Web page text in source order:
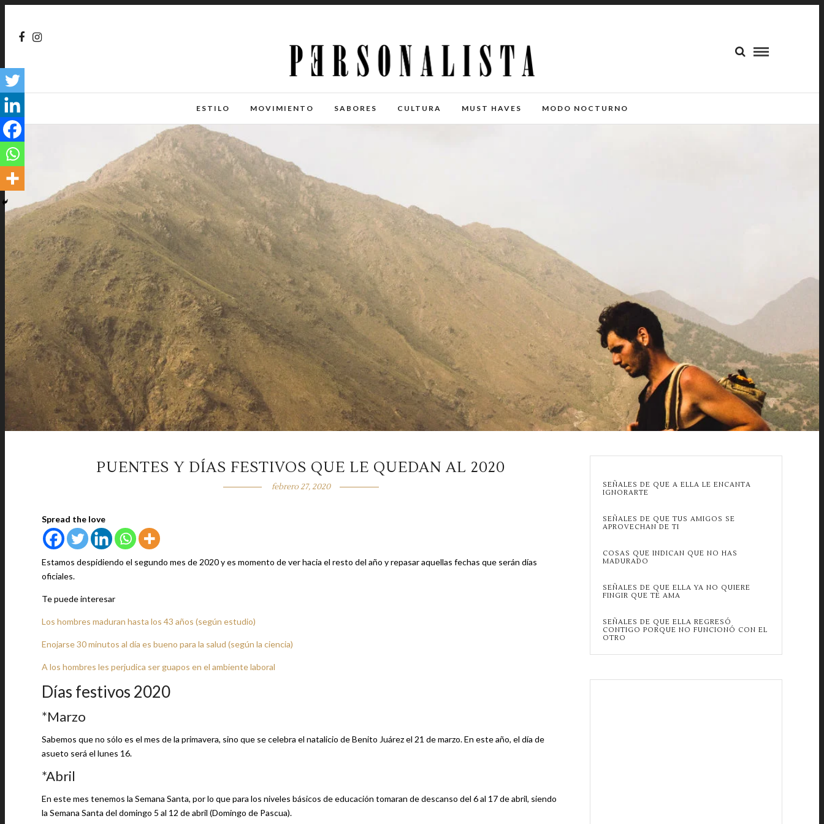
ESTILO MOVIMIENTO SABORES CULTURA MUST HAVES MODO NOCTURNO
PUENTES Y DÍAS FESTIVOS QUE LE QUEDAN AL 2020
febrero 27, 2020
Spread the love
Estamos despidiendo el segundo mes de 2020 y es momento de ver hacia el resto del año y repasar aquellas fechas que serán días
oficiales.
Te puede interesar
Los hombres maduran hasta los 43 años (según estudio)
Enojarse 30 minutos al día es bueno para la salud (según la ciencia)
A los hombres les perjudica ser guapos en el ambiente laboral
Días festivos 2020
*Marzo
Sabemos que no sólo es el mes de la primavera, sino que se celebra el natalicio de Benito Juárez el 21 de marzo. En este año, el día de
asueto será el lunes 16.
*Abril
En este mes tenemos la Semana Santa, por lo que para los niveles básicos de educación tomaran de descanso del 6 al 17 de abril, siendo
la Semana Santa del domingo 5 al 12 de abril (Domingo de Pascua).
SEÑALES DE QUE A ELLA LE ENCANTA
IGNORARTE
SEÑALES DE QUE TUS AMIGOS SE
APROVECHAN DE TI
COSAS QUE INDICAN QUE NO HAS
MADURADO
SEÑALES DE QUE ELLA YA NO QUIERE
FINGIR QUE TE AMA
SEÑALES DE QUE ELLA REGRESÓ
CONTIGO PORQUE NO FUNCIONÓ CON EL
OTRO